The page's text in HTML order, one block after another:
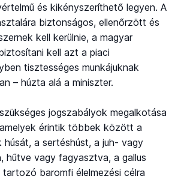
és kikényszeríthető legyen. A
biztonságos, ellenőrzött és
kell kerülnie, a magyar
kell azt a piaci
tisztességes munkájuknak
– húzta alá a miniszter.
jogszabályok megalkotása
érintik többek között a
húsát, a sertéshúst, a juh- vagy
hűtve vagy fagyasztva, a gallus
baromfi élelmezési célra